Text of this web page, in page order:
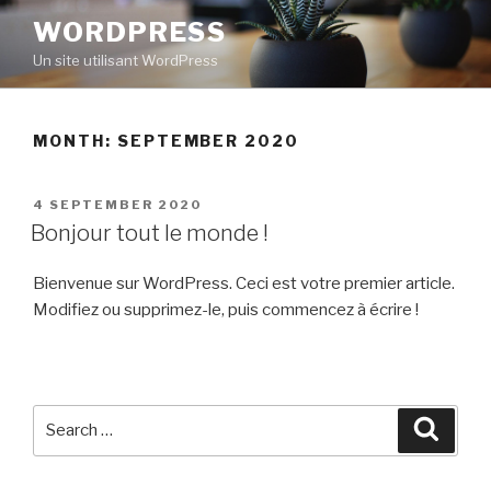
Skip
content
WORDPRESS
Un site utilisant WordPress
MONTH: SEPTEMBER 2020
POSTED
ON
4 SEPTEMBER 2020
Bonjour tout le monde !
Bienvenue sur WordPress. Ceci est votre premier article.
Modifiez ou supprimez-le, puis commencez à écrire !